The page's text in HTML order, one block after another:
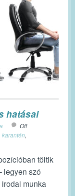
hatásai
Off
karantén,
töltik
legyen szó
munka